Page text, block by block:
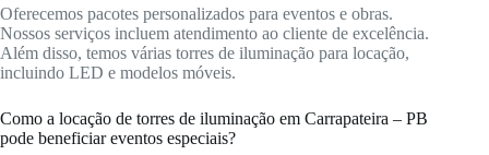
Oferecemos pacotes personalizados para eventos e obras.
Nossos serviços incluem atendimento ao cliente de excelência.
Além disso, temos várias torres de iluminação para locação,
incluindo LED e modelos móveis.
Como a locação de torres de iluminação em Carrapateira – PB
pode beneficiar eventos especiais?